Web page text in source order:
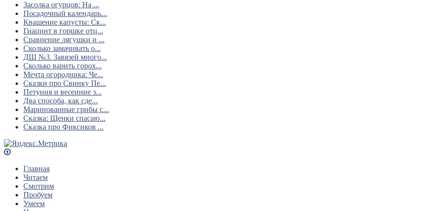
Засолка огурцов: На ...
Посадочный календарь...
Квашение капусты: Ск...
Гиацинт в горшке отц...
Сравнение лягушки и ...
Сколько замачивать о...
ДШ №3. Завязей много...
Сколько варить горох...
Мечта огородника: Че...
Сказки про Свинку Пе...
Петуния и весенние з...
Два способа, как сде...
Маринованные грибы с...
Сказка: Щенки спасаю...
Сказка про Фиксиков ...
Главная
Читаем
Смотрим
Пробуем
Умеем